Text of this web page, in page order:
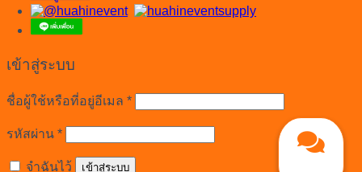
เข้าสู่ระบบ
ชื่อผู้ใช้หรือที่อยู่อีเมล *ต้องการ
รหัสผ่าน *ต้องการ
จำฉันไว้ เข้าสู่ระบบ